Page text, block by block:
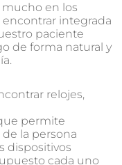
en los
integrada
paciente
de forma natural y
relojes,
permite
la persona
dispositivos
cada uno